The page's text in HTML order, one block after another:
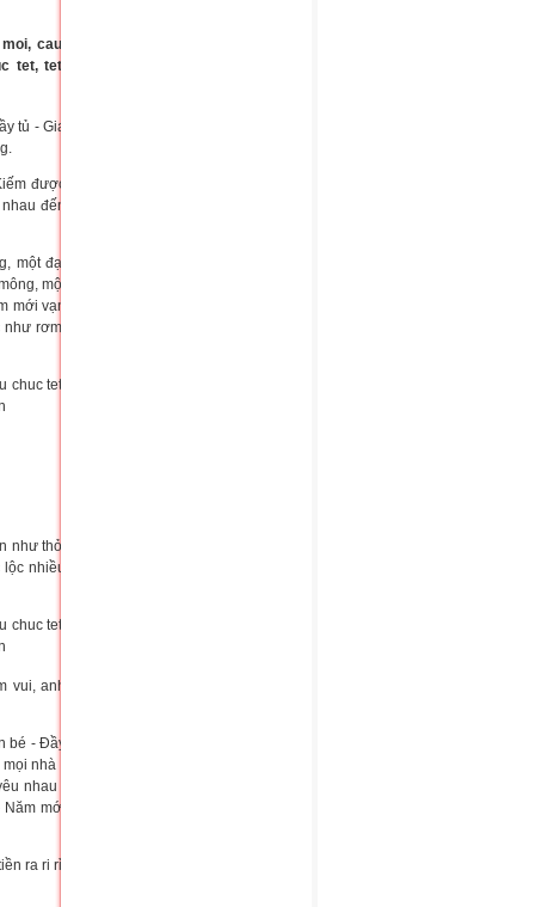
tủ - Gia
được
đến
một đại
một
mới vạn
rơm,
như thỏ,
nhiều
vui, anh
bé - Đầy
nhà -
nhau -
mới
ra ri rỉ,